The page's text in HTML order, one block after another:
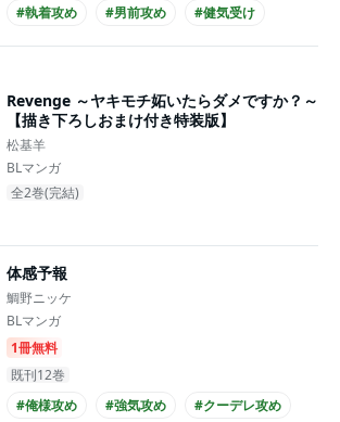
#執着攻め
#男前攻め
#健気受け
#ほだされ受け
#美人受け
#あまあま
Revenge ～ヤキモチ妬いたらダメですか？～
【描き下ろしおまけ付き特装版】
松基羊
BLマンガ
全2巻(完結)
体感予報
鯛野ニッケ
BLマンガ
1冊無料
既刊12巻
#俺様攻め
#強気攻め
#クーデレ攻め